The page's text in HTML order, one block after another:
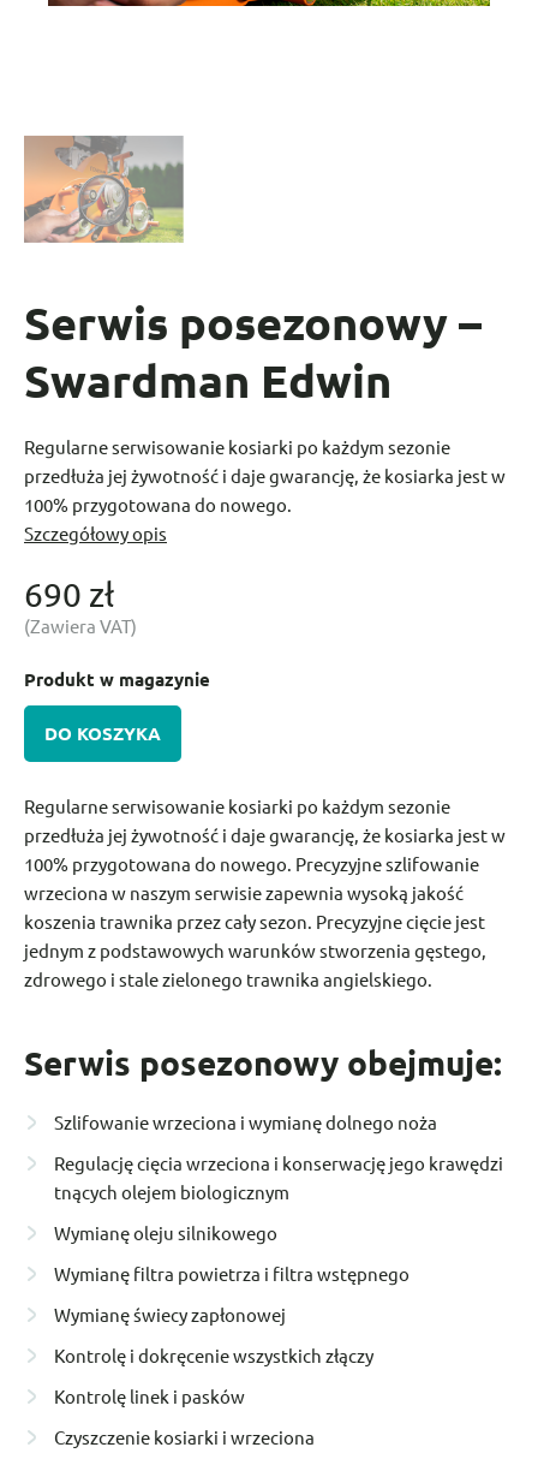
Serwis posezonowy –
Swardman Edwin
Regularne serwisowanie kosiarki po każdym sezonie
przedłuża jej żywotność i daje gwarancję, że kosiarka jest w
100% przygotowana do nowego.
Szczegółowy opis
690 zł
(Zawiera VAT)
Produkt w magazynie
DO KOSZYKA
Regularne serwisowanie kosiarki po każdym sezonie
przedłuża jej żywotność i daje gwarancję, że kosiarka jest w
100% przygotowana do nowego. Precyzyjne szlifowanie
wrzeciona w naszym serwisie zapewnia wysoką jakość
koszenia trawnika przez cały sezon. Precyzyjne cięcie jest
jednym z podstawowych warunków stworzenia gęstego,
zdrowego i stale zielonego trawnika angielskiego.
Serwis posezonowy obejmuje:
Szlifowanie wrzeciona i wymianę dolnego noża
Regulację cięcia wrzeciona i konserwację jego krawędzi
tnących olejem biologicznym
Wymianę oleju silnikowego
Wymianę filtra powietrza i filtra wstępnego
Wymianę świecy zapłonowej
Kontrolę i dokręcenie wszystkich złączy
Kontrolę linek i pasków
Czyszczenie kosiarki i wrzeciona